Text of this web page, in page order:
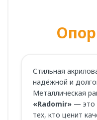
Стильная
надёжной и
Металлическая
«Radomir» — это
тех, кто ценит